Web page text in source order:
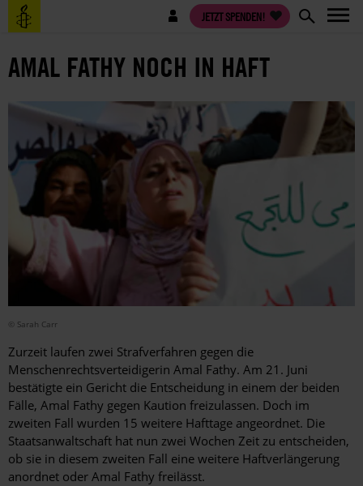
Direkt
zum
Benutzermenü JETZT SPENDEN!
AMAL FATHY NOCH IN HAFT
© Sarah Carr
Zurzeit laufen zwei Strafverfahren gegen die
Menschenrechtsverteidigerin Amal Fathy. Am 21. Juni
bestätigte ein Gericht die Entscheidung in einem der beiden
Fälle, Amal Fathy gegen Kaution freizulassen. Doch im
zweiten Fall wurden 15 weitere Hafttage angeordnet. Die
Staatsanwaltschaft hat nun zwei Wochen Zeit zu entscheiden,
ob sie in diesem zweiten Fall eine weitere Haftverlängerung
anordnet oder Amal Fathy freilässt.